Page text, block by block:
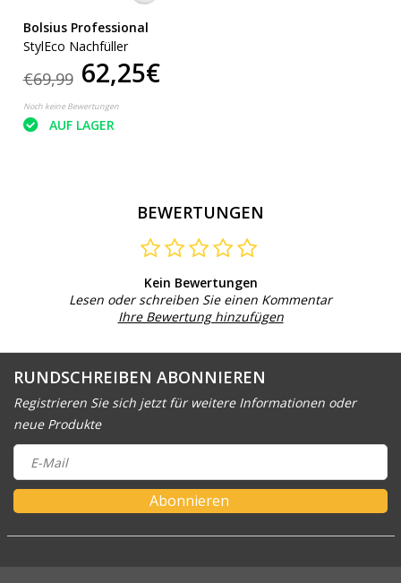
Bolsius Professional
StylEco Nachfüller
€69,99 62,25€
Noch keine Bewertungen
AUF LAGER
BEWERTUNGEN
Kein Bewertungen
Lesen oder schreiben Sie einen Kommentar
Ihre Bewertung hinzufügen
RUNDSCHREIBEN ABONNIEREN
Registrieren Sie sich jetzt für weitere Informationen oder
neue Produkte
Abonnieren